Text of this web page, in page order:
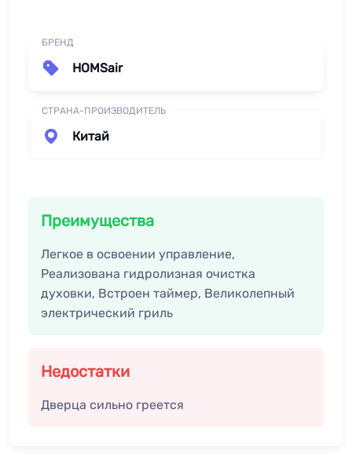
БРЕНД
HOMSair
СТРАНА-ПРОИЗВОДИТЕЛЬ
Китай
Преимущества
Легкое в освоении управление,
Реализована гидролизная очистка
духовки, Встроен таймер, Великолепный
электрический гриль
Недостатки
Дверца сильно греется